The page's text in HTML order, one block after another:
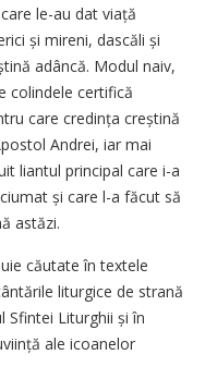
le-au dat viață
și mireni, dascăli și
adâncă. Modul naiv,
colindele certifică
care credința creștină
Andrei, iar mai
liantul principal care i-a
și care l-a făcut să
astăzi.
căutate în textele
liturgice de strană
Sfintei Liturghii și în
ale icoanelor